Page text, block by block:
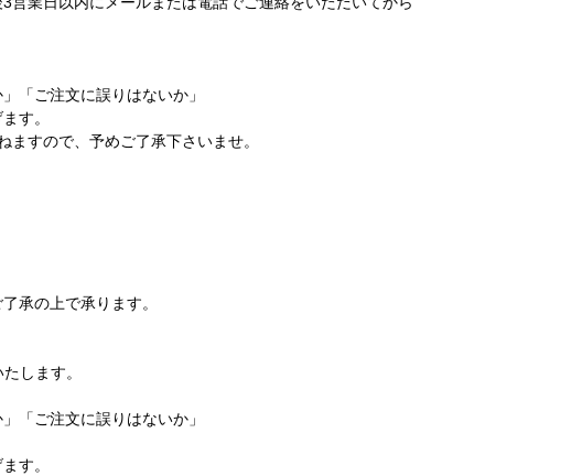
「ご注文に誤りはないか」
す。
すので、予めご了承下さいませ。
承の上で承ります。
します。
「ご注文に誤りはないか」
す。